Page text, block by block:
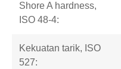
Shore A hardness,
ISO 48-4:
Kekuatan tarik, ISO
527: